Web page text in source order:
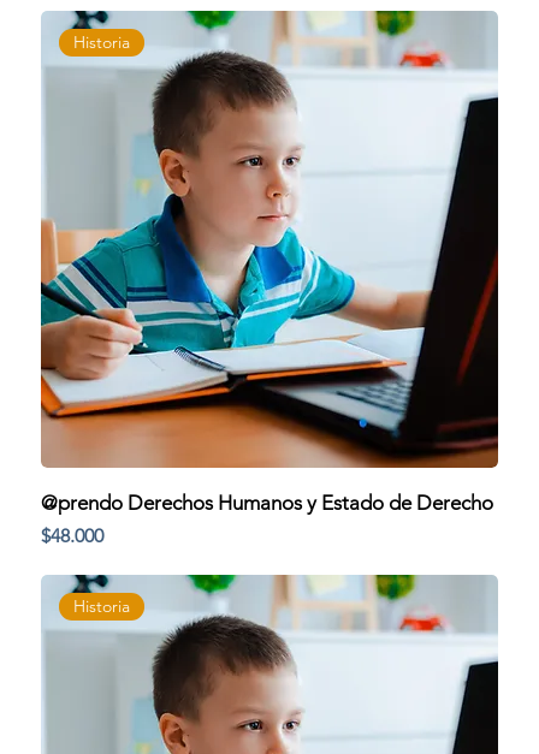
Historia
@prendo Derechos Humanos y Estado de Derecho
Precio
$48.000
Historia